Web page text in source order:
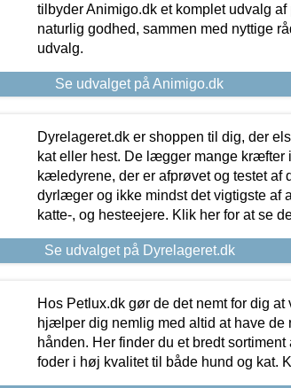
tilbyder Animigo.dk et komplet udvalg af
naturlig godhed, sammen med nyttige
udvalg.
Se udvalget på Animigo.dk
Dyrelageret.dk er shoppen til dig, der
kat eller hest. De lægger mange kræfter
kæledyrene, der er afprøvet og testet af
dyrlæger og ikke mindst det vigtigste af
katte-, og hesteejere. Klik her for at se
Se udvalget på Dyrelageret.dk
Hos Petlux.dk gør de det nemt for dig
hjælper dig nemlig med altid at have de
hånden. Her finder du et bredt
foder i høj kvalitet til både hund og kat.